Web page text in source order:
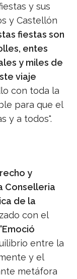
y sus
y Castellón
fiestas son
entes
y miles de
viaje
con toda la
para que el
y a todos".
y
Conselleria
de la
con el
entre la
y el
metáfora